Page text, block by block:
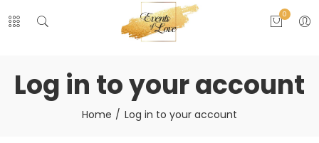
0
Log in to your account
Home Log in to your account